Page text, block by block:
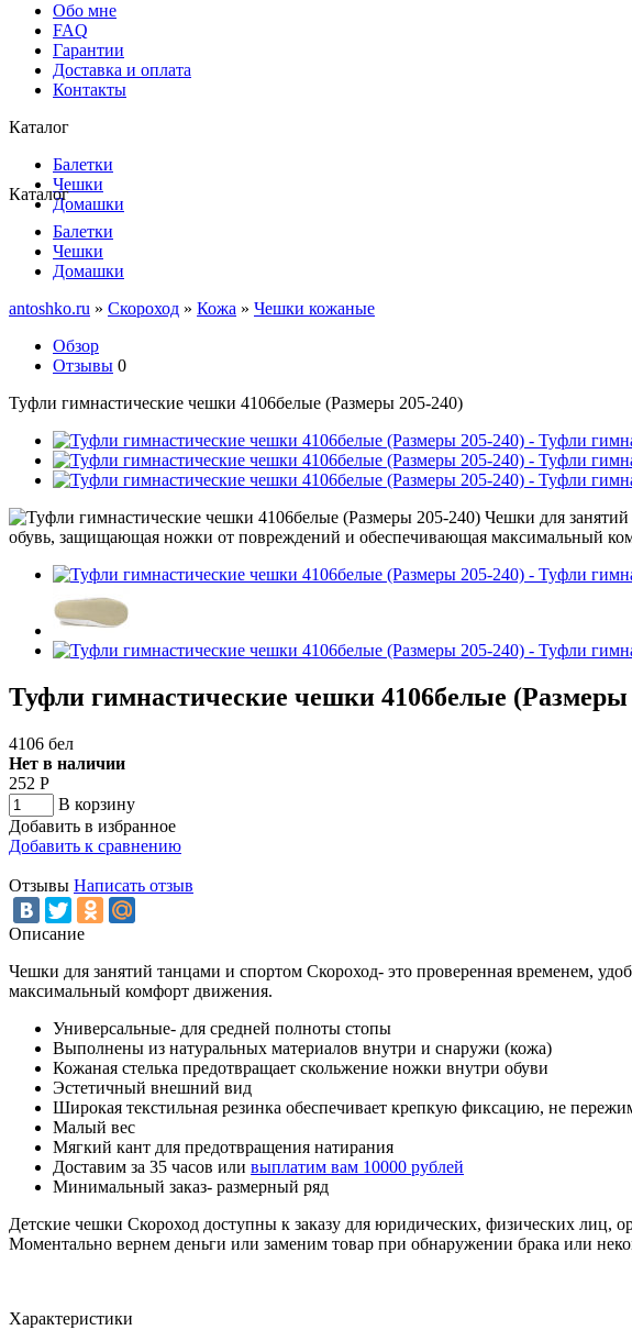
Обо мне
FAQ
Гарантии
Доставка и оплата
Контакты
Каталог
Балетки
Чешки
Домашки
Каталог
Балетки
Чешки
Домашки
antoshko.ru » Скороход » Кожа » Чешки кожаные
Обзор
Отзывы 0
Туфли гимнастические чешки 4106белые (Размеры 205-240)
Туфли гимнастические чешки 4106белые (Размеры
4106 бел
Нет в наличии
252 Р
В корзину
Добавить в избранное
Добавить к сравнению
Отзывы Написать отзыв
Описание
Чешки для занятий танцами и спортом Скороход- это проверенная временем,
максимальный комфорт движения.
Универсальные- для средней полноты стопы
Выполнены из натуральных материалов внутри и снаружи (кожа)
Кожаная стелька предотвращает скольжение ножки внутри обуви
Эстетичный внешний вид
Широкая текстильная резинка обеспечивает крепкую фиксацию, не
Малый вес
Мягкий кант для предотвращения натирания
Доставим за 35 часов или выплатим вам 10000 рублей
Минимальный заказ- размерный ряд
Детские чешки Скороход доступны к заказу для юридических, физических лиц,
Моментально вернем деньги или заменим товар при обнаружении брака или
Характеристики